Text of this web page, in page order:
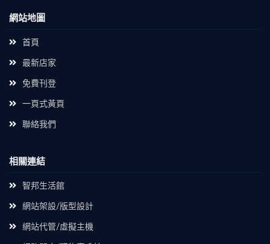
網站地圖
首頁
最新店家
免費刊登
一頁式黃頁
聯絡我們
相關連結
智邦生活館
網站架設/版型設計
網站代管/虛擬主機